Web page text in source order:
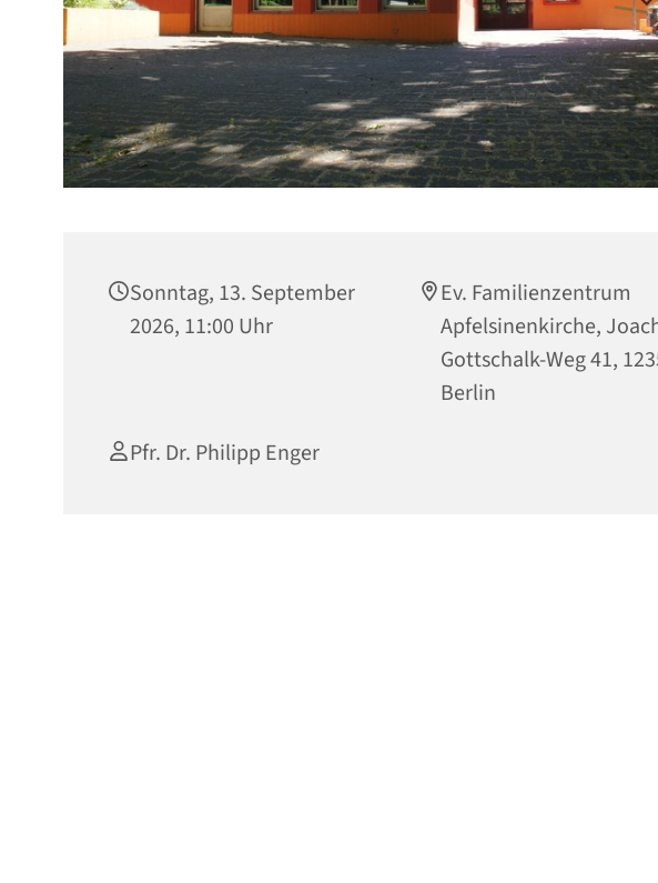
Sonntag, 13. September
2026, 11:00 Uhr
Ev. Familienzentrum
Apfelsinenkirche,
Gottschalk-Weg 41,
Berlin
Pfr. Dr. Philipp Enger